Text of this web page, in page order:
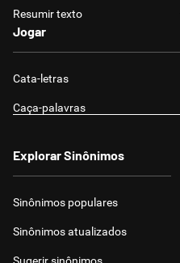
Resumir texto
Jogar
Cata-letras
Caça-palavras
Explorar Sinônimos
Sinônimos populares
Sinônimos atualizados